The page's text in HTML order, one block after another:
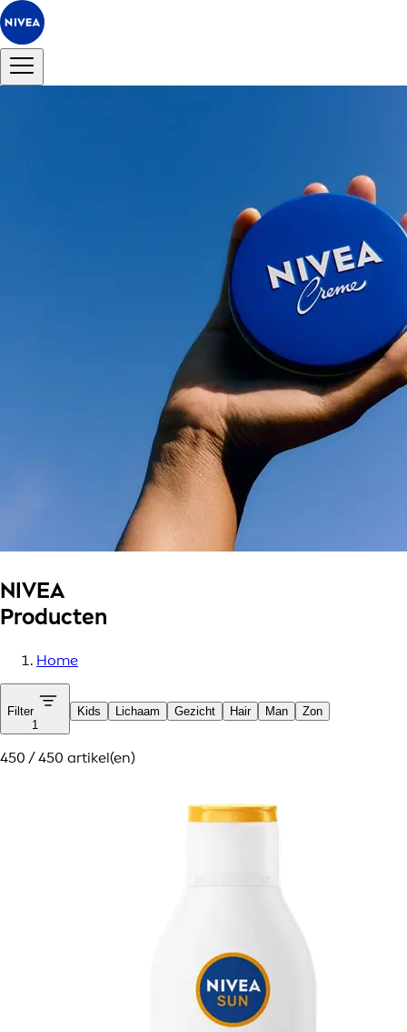
NIVEA
Producten
Home
Filter
1
Kids Lichaam Gezicht Hair Man Zon
450 / 450 artikel(en)